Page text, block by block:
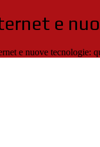
e
e nuove tecnologie: